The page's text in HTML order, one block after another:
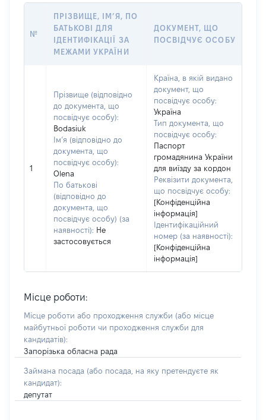
№
ПРІЗВИЩЕ, ІМ’Я, ПО
БАТЬКОВІ ДЛЯ
ІДЕНТИФІКАЦІЇ ЗА
МЕЖАМИ УКРАЇНИ
ДОКУМЕНТ, ЩО
ПОСВІДЧУЄ ОСОБУ
1
Прізвище (відповідно
до документа, що
посвідчує особу):
Bodasiuk
Ім’я (відповідно до
документа, що
посвідчує особу):
Olena
По батькові
(відповідно до
документа, що
посвідчує особу) (за
наявності): Не
застосовується
Країна, в якій видано
документ, що
посвідчує особу:
Україна
Тип документа, що
посвідчує особу:
Паспорт
громадянина України
для виїзду за кордон
Реквізити документа,
що посвідчує особу:
[Конфіденційна
інформація]
Ідентифікаційний
номер (за наявності):
[Конфіденційна
інформація]
Місце роботи:
Місце роботи або проходження служби (або місце
майбутньої роботи чи проходження служби для
кандидатів):
Запорізька обласна рада
Займана посада (або посада, на яку претендуєте як
кандидат):
депутат